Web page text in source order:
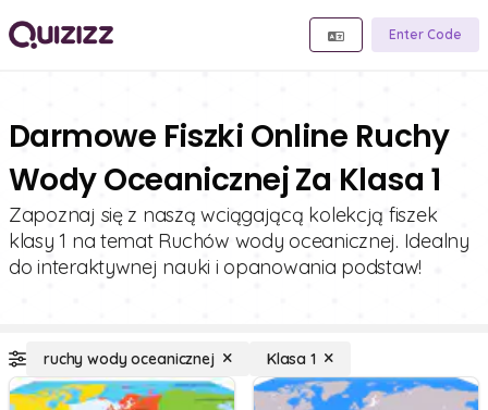
Enter Code
Darmowe Fiszki Online Ruchy
Wody Oceanicznej Za Klasa 1
Zapoznaj się z naszą wciągającą kolekcją fiszek
klasy 1 na temat Ruchów wody oceanicznej. Idealny
do interaktywnej nauki i opanowania podstaw!
ruchy wody oceanicznej Klasa 1